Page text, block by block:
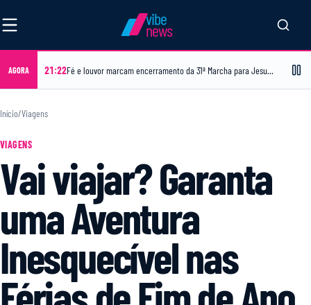
vibe
news
AGORA 21:22 Fé e louvor marcam encerramento da 31ª Marcha para Jesus em Feira de Santana
Início/Viagens
VIAGENS
Vai viajar? Garanta
uma Aventura
Inesquecível nas